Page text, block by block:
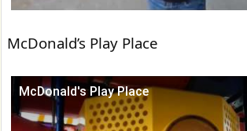
McDonald’s Play Place
McDonald's Play Place
この動画を YouTube で視聴